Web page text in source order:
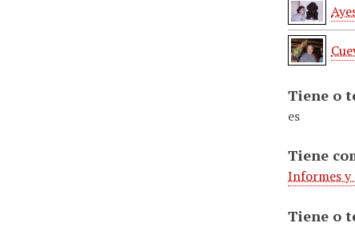
Tiene o
es
Tiene
Informes y
Tiene o